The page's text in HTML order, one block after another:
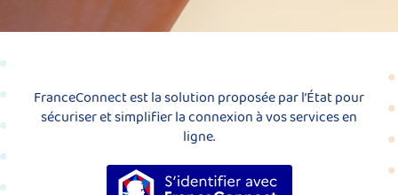
FranceConnect est la solution proposée par l’État pour
sécuriser et simplifier la connexion à vos services en
ligne.
S’identifier avec FranceConnect